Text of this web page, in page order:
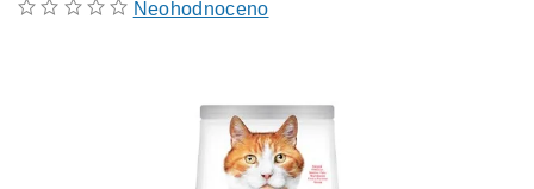
Neohodnoceno